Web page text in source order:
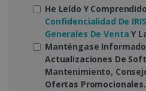
He Leído Y
Confidencialidad De IRIS
Generales De Venta Y
Manténgase Informado
Actualizaciones De
Mantenimiento,
Ofertas Promocionales.